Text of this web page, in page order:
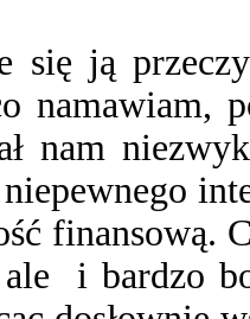
się ją
namawiam,
nam
finansową.
i bardzo